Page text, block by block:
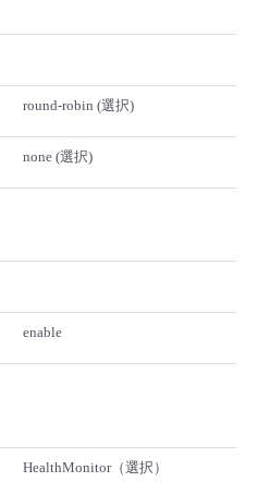
round-robin (選択)
none (選択)
enable
HealthMonitor（選択）